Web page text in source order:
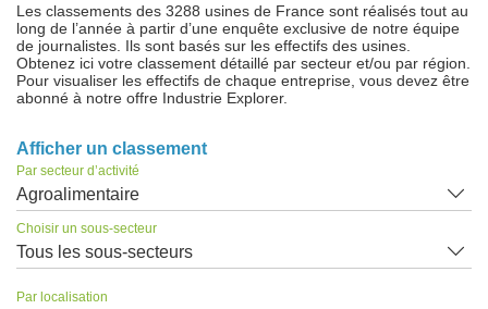
Les classements des 3288 usines de France sont réalisés tout au
long de l’année à partir d’une enquête exclusive de notre équipe
de journalistes. Ils sont basés sur les effectifs des usines.
Obtenez ici votre classement détaillé par secteur et/ou par région.
Pour visualiser les effectifs de chaque entreprise, vous devez être
abonné à notre offre Industrie Explorer.
Afficher un classement
Par secteur d’activité
Agroalimentaire
Choisir un sous-secteur
Tous les sous-secteurs
Par localisation